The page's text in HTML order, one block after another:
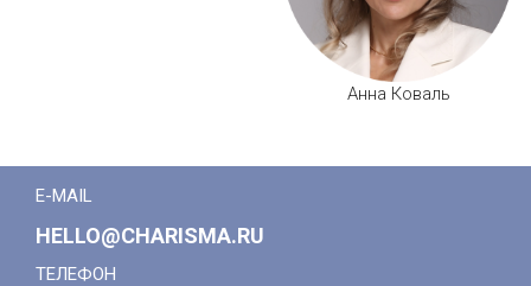
Анна Коваль
E-MAIL
HELLO@CHARISMA.RU
ТЕЛЕФОН